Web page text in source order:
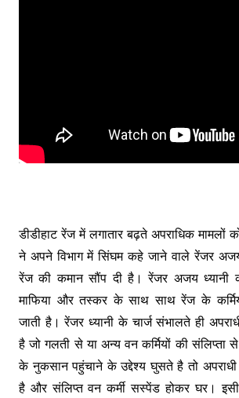
डीडीहाट रेंज में लगातार बढ़ते अपराधिक मामलों
ने अपने विभाग में सिंघम कहे जाने वाले रेंजर अजय
रेंज की कमान सौंप दी है। रेंजर अजय ध्यानी
माफिया और तस्कर के साथ साथ रेंज के
जाती है। रेंजर ध्यानी के चार्ज संभालते ही
है जो गलती से या अन्य वन कर्मियों की संलिप्ता
के नुकसान पहुंचाने के उद्देश्य घुसते है तो
है और संलिप्त वन कर्मी सस्पेंड होकर घर।